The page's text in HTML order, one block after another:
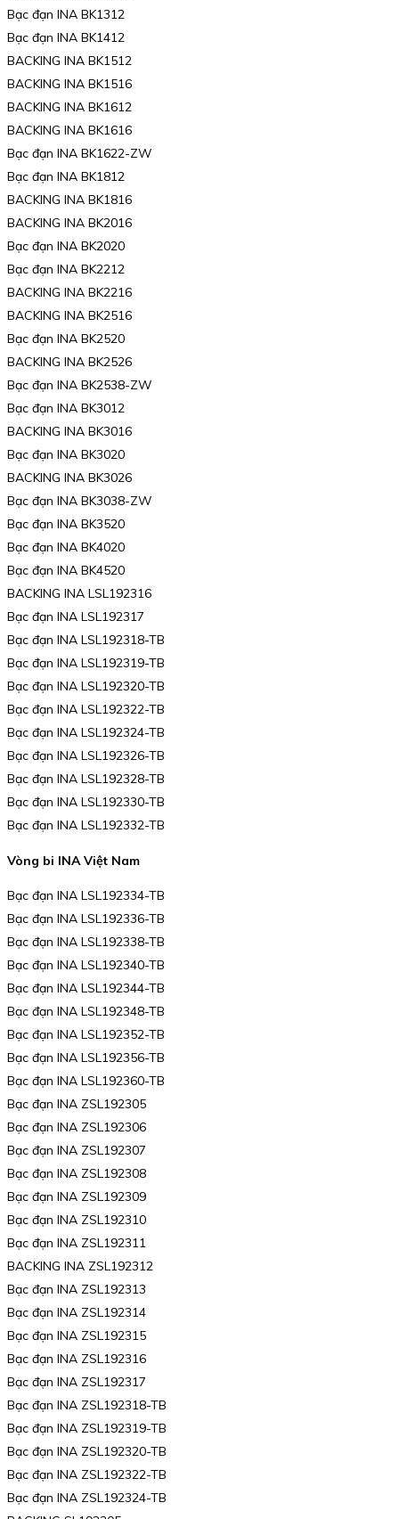
Bạc đạn INA BK1312
Bạc đạn INA BK1412
BACKING INA BK1512
BACKING INA BK1516
BACKING INA BK1612
BACKING INA BK1616
Bạc đạn INA BK1622-ZW
Bạc đạn INA BK1812
BACKING INA BK1816
BACKING INA BK2016
Bạc đạn INA BK2020
Bạc đạn INA BK2212
BACKING INA BK2216
BACKING INA BK2516
Bạc đạn INA BK2520
BACKING INA BK2526
Bạc đạn INA BK2538-ZW
Bạc đạn INA BK3012
BACKING INA BK3016
Bạc đạn INA BK3020
BACKING INA BK3026
Bạc đạn INA BK3038-ZW
Bạc đạn INA BK3520
Bạc đạn INA BK4020
Bạc đạn INA BK4520
BACKING INA LSL192316
Bạc đạn INA LSL192317
Bạc đạn INA LSL192318-TB
Bạc đạn INA LSL192319-TB
Bạc đạn INA LSL192320-TB
Bạc đạn INA LSL192322-TB
Bạc đạn INA LSL192324-TB
Bạc đạn INA LSL192326-TB
Bạc đạn INA LSL192328-TB
Bạc đạn INA LSL192330-TB
Bạc đạn INA LSL192332-TB
Vòng bi INA Việt Nam
Bạc đạn INA LSL192334-TB
Bạc đạn INA LSL192336-TB
Bạc đạn INA LSL192338-TB
Bạc đạn INA LSL192340-TB
Bạc đạn INA LSL192344-TB
Bạc đạn INA LSL192348-TB
Bạc đạn INA LSL192352-TB
Bạc đạn INA LSL192356-TB
Bạc đạn INA LSL192360-TB
Bạc đạn INA ZSL192305
Bạc đạn INA ZSL192306
Bạc đạn INA ZSL192307
Bạc đạn INA ZSL192308
Bạc đạn INA ZSL192309
Bạc đạn INA ZSL192310
Bạc đạn INA ZSL192311
BACKING INA ZSL192312
Bạc đạn INA ZSL192313
Bạc đạn INA ZSL192314
Bạc đạn INA ZSL192315
Bạc đạn INA ZSL192316
Bạc đạn INA ZSL192317
Bạc đạn INA ZSL192318-TB
Bạc đạn INA ZSL192319-TB
Bạc đạn INA ZSL192320-TB
Bạc đạn INA ZSL192322-TB
Bạc đạn INA ZSL192324-TB